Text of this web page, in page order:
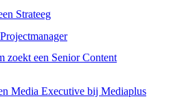
Strateeg
zoekt een Senior Content
Media Executive bij Mediaplus